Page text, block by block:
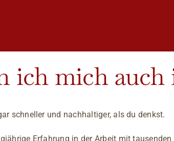
ich mich
schneller und nachhaltiger, als du denkst.
Erfahrung in der Arbeit mit